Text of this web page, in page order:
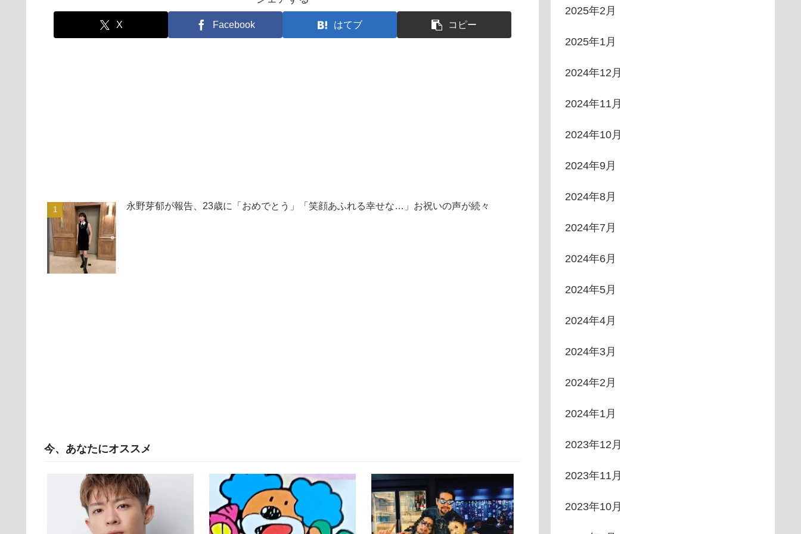
X Facebook はてブ コピー
永野芽郁が報告、23歳に「おめでとう」「笑顔あふれる幸せな…」お祝いの声が続々
今、あなたにオススメ
2025年2月
2025年1月
2024年12月
2024年11月
2024年10月
2024年9月
2024年8月
2024年7月
2024年6月
2024年5月
2024年4月
2024年3月
2024年2月
2024年1月
2023年12月
2023年11月
2023年10月